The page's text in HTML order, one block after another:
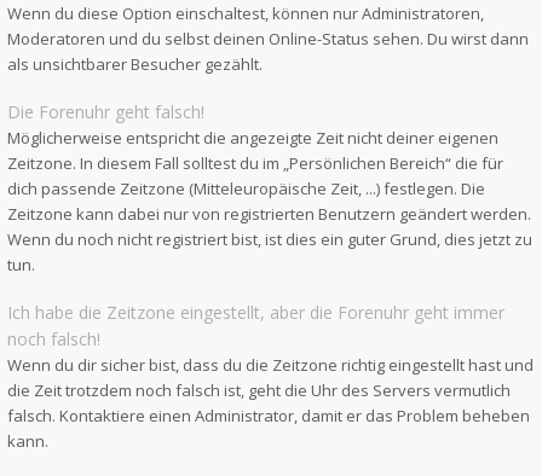
Wenn du diese Option einschaltest, können nur Administratoren,
Moderatoren und du selbst deinen Online-Status sehen. Du wirst dann
als unsichtbarer Besucher gezählt.
Die Forenuhr geht falsch!
Möglicherweise entspricht die angezeigte Zeit nicht deiner eigenen
Zeitzone. In diesem Fall solltest du im „Persönlichen Bereich“ die für
dich passende Zeitzone (Mitteleuropäische Zeit, ...) festlegen. Die
Zeitzone kann dabei nur von registrierten Benutzern geändert werden.
Wenn du noch nicht registriert bist, ist dies ein guter Grund, dies jetzt zu
tun.
Ich habe die Zeitzone eingestellt, aber die Forenuhr geht immer
noch falsch!
Wenn du dir sicher bist, dass du die Zeitzone richtig eingestellt hast und
die Zeit trotzdem noch falsch ist, geht die Uhr des Servers vermutlich
falsch. Kontaktiere einen Administrator, damit er das Problem beheben
kann.